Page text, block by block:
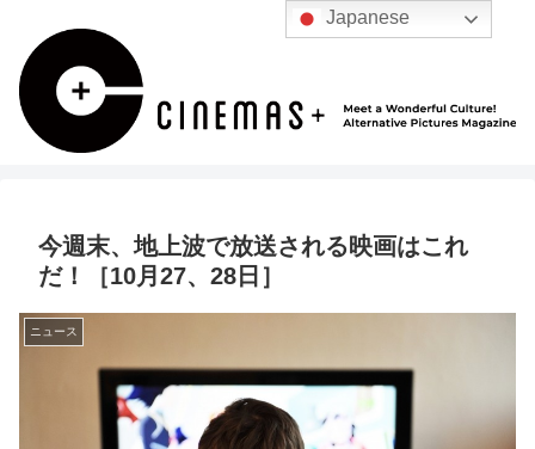
今週末、地上波で放送される映画はこれ
だ！［10月27、28日］
ニュース
Japanese